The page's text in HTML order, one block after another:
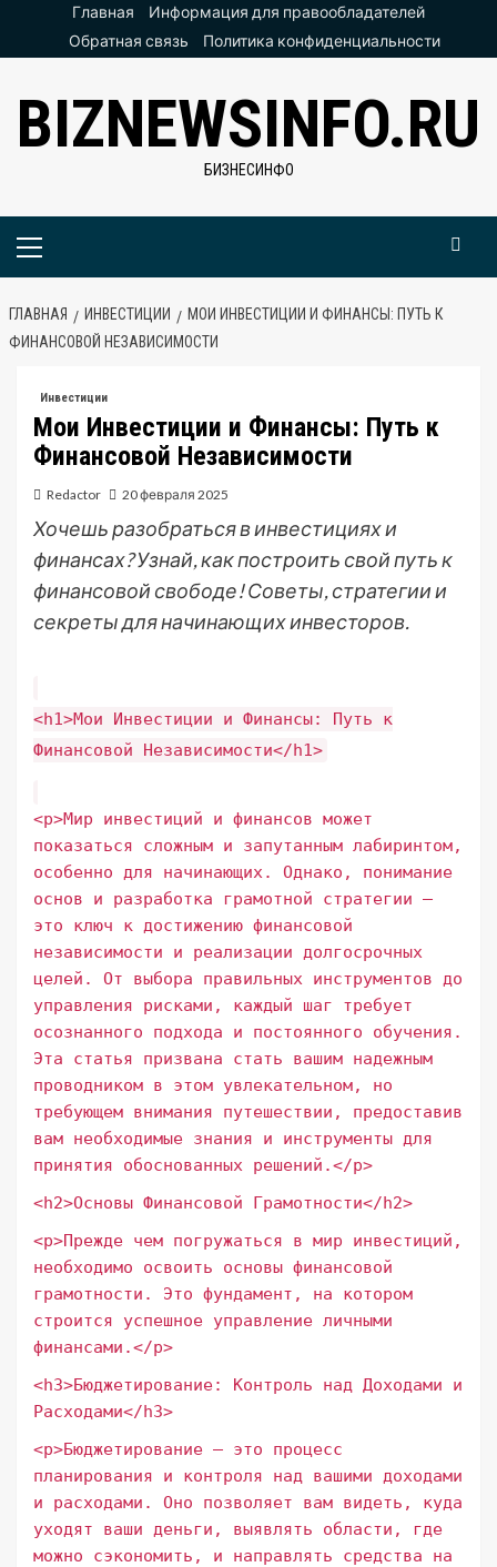
ПерейтиГлавная
Информация для правообладателей
Обратная связь
Политика конфиденциальности
BIZNEWSINFO.RU
БИЗНЕСИНФО
Основное
ГЛАВНАЯ ИНВЕСТИЦИИ
МОИ ИНВЕСТИЦИИ И ФИНАНСЫ: ПУТЬ К
ФИНАНСОВОЙ НЕЗАВИСИМОСТИ
Инвестиции
Мои Инвестиции и Финансы: Путь к
Финансовой Независимости
Redactor 20 февраля 2025
Хочешь разобраться в инвестициях и
финансах? Узнай, как построить свой путь к
финансовой свободе! Советы, стратегии и
секреты для начинающих инвесторов.
<h1>Мои Инвестиции и Финансы: Путь к
Финансовой Независимости</h1>
<p>Мир инвестиций и финансов может
показаться сложным и запутанным лабиринтом,
особенно для начинающих. Однако, понимание
основ и разработка грамотной стратегии –
это ключ к достижению финансовой
независимости и реализации долгосрочных
целей. От выбора правильных инструментов до
управления рисками, каждый шаг требует
осознанного подхода и постоянного обучения.
Эта статья призвана стать вашим надежным
проводником в этом увлекательном, но
требующем внимания путешествии, предоставив
вам необходимые знания и инструменты для
принятия обоснованных решений.</p>
<h2>Основы Финансовой Грамотности</h2>
<p>Прежде чем погружаться в мир инвестиций,
необходимо освоить основы финансовой
грамотности. Это фундамент, на котором
строится успешное управление личными
финансами.</p>
<h3>Бюджетирование: Контроль над Доходами и
Расходами</h3>
<p>Бюджетирование – это процесс
планирования и контроля над вашими доходами
и расходами. Оно позволяет вам видеть, куда
уходят ваши деньги, выявлять области, где
можно сэкономить, и направлять средства на